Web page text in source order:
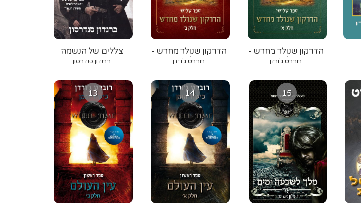
צללים של הנשמה
ברנדון סנדרסון
הדרקון שנולד מחדש -
חלק ב
רוברט ג'ורדן
הדרקון שנולד מחדש -
חלק א
רוברט ג'ורדן
13 14 15